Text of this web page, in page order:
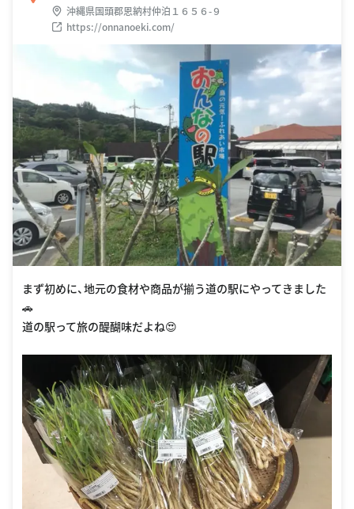
沖縄県国頭郡恩納村仲泊１６５６-９
https://onnanoeki.com/
まず初めに、地元の食材や商品が揃う道の駅にやってきました
🚗
道の駅って旅の醍醐味だよね😍